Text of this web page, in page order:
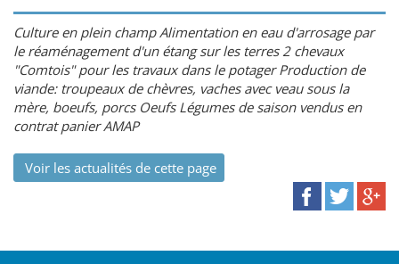
Culture en plein champ Alimentation en eau d'arrosage par
le réaménagement d'un étang sur les terres 2 chevaux
"Comtois" pour les travaux dans le potager Production de
viande: troupeaux de chèvres, vaches avec veau sous la
mère, boeufs, porcs Oeufs Légumes de saison vendus en
contrat panier AMAP
Voir les actualités de cette page